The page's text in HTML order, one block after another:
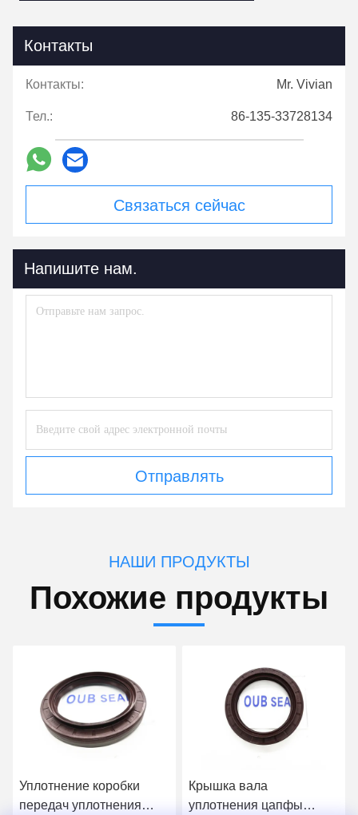
Контакты
Контакты: Mr. Vivian
Тел.: 86-135-33728134
Связаться сейчас
Напишите нам.
Отправлять
НАШИ ПРОДУКТЫ
Похожие продукты
Уплотнение коробки
передач уплотнения
Крышка вала
уплотнения цапфы